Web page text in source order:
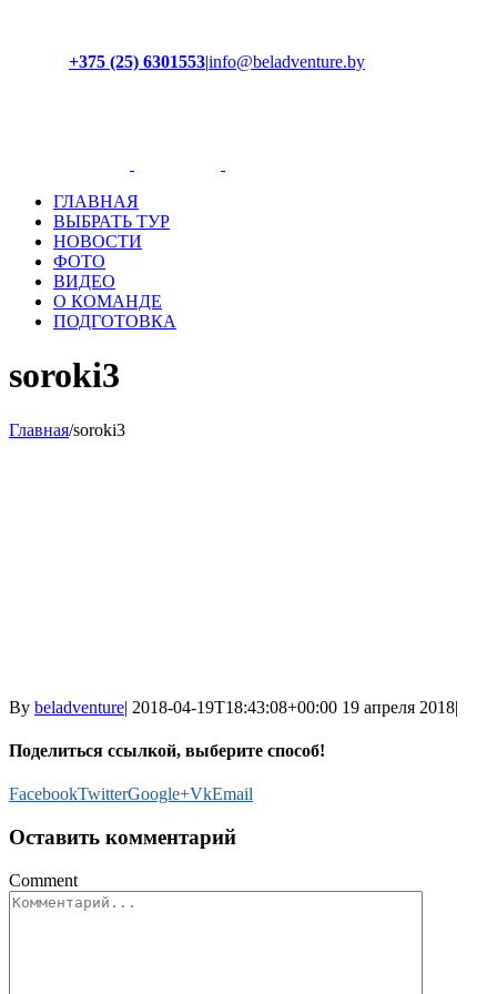
+375 (25) 6301553|info@beladventure.by
ГЛАВНАЯ
ВЫБРАТЬ ТУР
НОВОСТИ
ФОТО
ВИДЕО
О КОМАНДЕ
ПОДГОТОВКА
soroki3
Главная/soroki3
By beladventure| 2018-04-19T18:43:08+00:00 19 апреля 2018|
Поделиться ссылкой, выберите способ!
FacebookTwitterGoogle+VkEmail
Оставить комментарий
Comment